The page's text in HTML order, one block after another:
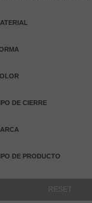
DE CIERRE
DE PRODUCTO